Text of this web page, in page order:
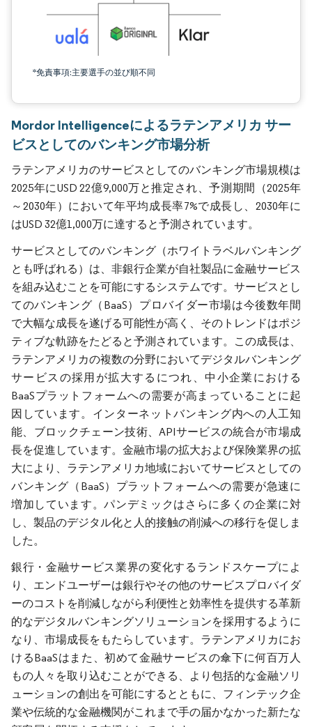
*免責事項:主要選手の並び順不同
Mordor Intelligenceによるラテンアメリカ サー
ビスとしてのバンキング市場分析
ラテンアメリカのサービスとしてのバンキング市場規模は
2025年にUSD 22億9,000万と推定され、予測期間（2025年
～2030年）において年平均成長率7%で成長し、2030年に
はUSD 32億1,000万に達すると予測されています。
サービスとしてのバンキング（ホワイトラベルバンキング
とも呼ばれる）は、非銀行企業が自社製品に金融サービス
を組み込むことを可能にするシステムです。サービスとし
てのバンキング（BaaS）プロバイダー市場は今後数年間
で大幅な成長を遂げる可能性が高く、そのトレンドはポジ
ティブな軌跡をたどると予測されています。この成長は、
ラテンアメリカの複数の分野においてデジタルバンキング
サービスの採用が拡大するにつれ、中小企業における
BaaSプラットフォームへの需要が高まっていることに起
因しています。インターネットバンキング内への人工知
能、ブロックチェーン技術、APIサービスの統合が市場成
長を促進しています。金融市場の拡大および保険業界の拡
大により、ラテンアメリカ地域においてサービスとしての
バンキング（BaaS）プラットフォームへの需要が急速に
増加しています。パンデミックはさらに多くの企業に対
し、製品のデジタル化と人的接触の削減への移行を促しま
した。
銀行・金融サービス業界の変化するランドスケープによ
り、エンドユーザーは銀行やその他のサービスプロバイダ
ーのコストを削減しながら利便性と効率性を提供する革新
的なデジタルバンキングソリューションを採用するように
なり、市場成長をもたらしています。ラテンアメリカにお
けるBaaSはまた、初めて金融サービスの傘下に何百万人
もの人々を取り込むことができる、より包括的な金融ソリ
ューションの創出を可能にするとともに、フィンテック企
業や伝統的な金融機関がこれまで手の届かなかった新たな